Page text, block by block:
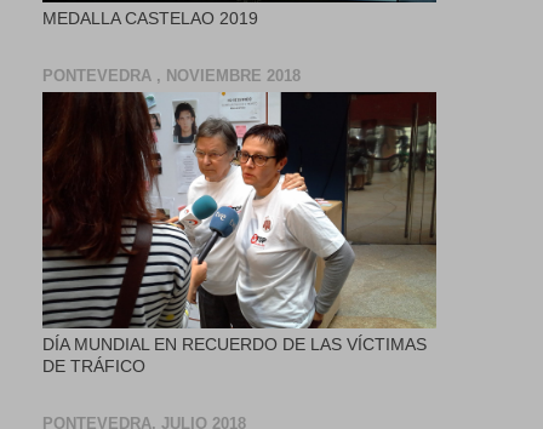
MEDALLA CASTELAO 2019
PONTEVEDRA , NOVIEMBRE 2018
DÍA MUNDIAL EN RECUERDO DE LAS VÍCTIMAS
DE TRÁFICO
PONTEVEDRA, JULIO 2018